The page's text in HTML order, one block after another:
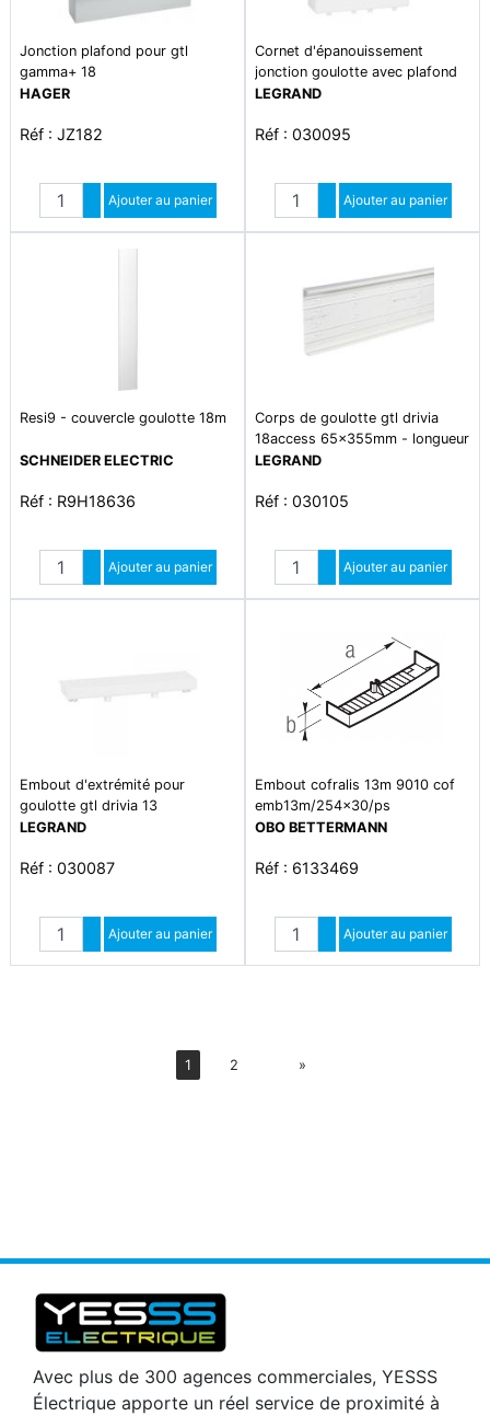
Jonction plafond pour gtl
gamma+ 18
HAGER
Réf : JZ182
Quantité
Augmenter quantité
Diminuer quantité
Ajouter au panier
Cornet d'épanouissement
jonction goulotte avec plafond
et sol pour gtl drivia 13
LEGRAND
Réf : 030095
Quantité
Augmenter quantité
Diminuer quantité
Ajouter au panier
Resi9 - couvercle goulotte 18m
SCHNEIDER ELECTRIC
Réf : R9H18636
Quantité
Augmenter quantité
Diminuer quantité
Ajouter au panier
Corps de goulotte gtl drivia
18access 65x355mm - longueur
2,60m
LEGRAND
Réf : 030105
Quantité
Augmenter quantité
Diminuer quantité
Ajouter au panier
Embout d'extrémité pour
goulotte gtl drivia 13
LEGRAND
Réf : 030087
Quantité
Augmenter quantité
Diminuer quantité
Ajouter au panier
Embout cofralis 13m 9010 cof
emb13m/254x30/ps
OBO BETTERMANN
Réf : 6133469
Quantité
Augmenter quantité
Diminuer quantité
Ajouter au panier
1 2 »Suiv
Avec plus de 300 agences commerciales, YESSS
Électrique apporte un réel service de proximité à